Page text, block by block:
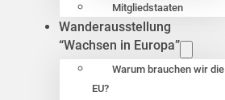
Mitgliedstaaten
Wanderausstellung
“Wachsen in Europa”
Warum brauchen wir die
EU?